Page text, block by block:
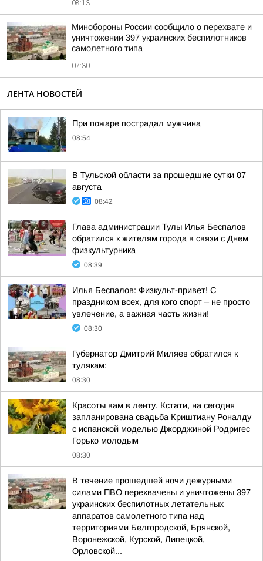
08:13
Минобороны России сообщило о перехвате и
уничтожении 397 украинских беспилотников
самолетного типа
07:30
ЛЕНТА НОВОСТЕЙ
При пожаре пострадал мужчина
08:54
В Тульской области за прошедшие сутки 07
августа
08:42
Глава администрации Тулы Илья Беспалов
обратился к жителям города в связи с Днем
физкультурника
08:39
Илья Беспалов: Физкульт-привет! С
праздником всех, для кого спорт – не просто
увлечение, а важная часть жизни!
08:30
Губернатор Дмитрий Миляев обратился к
тулякам:
08:30
Красоты вам в ленту. Кстати, на сегодня
запланирована свадьба Криштиану Роналду
с испанской моделью Джорджиной Родригес
Горько молодым
08:30
В течение прошедшей ночи дежурными
силами ПВО перехвачены и уничтожены 397
украинских беспилотных летательных
аппаратов самолетного типа над
территориями Белгородской, Брянской,
Воронежской, Курской, Липецкой,
Орловской...